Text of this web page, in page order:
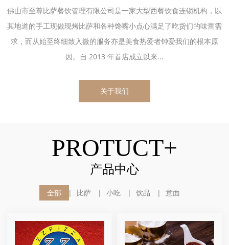
佛山市至尊比萨餐饮管理有限公司是一家大型西餐饮食连锁机构，以
其地道的手工现做现烤比萨和各种馋嘴小点心满足了吃货们的味蕾需
求，而从始至终细致入微的服务亦是美食热爱者钟爱我们的根本原
因。自 2013 年首店成立以来...
关于我们
PROTUCT+
产品中心
全部 比萨 小吃 饮品 意面